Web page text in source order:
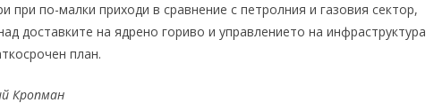
при по-малки приходи в сравнение с петролния и газовия сектор,
доставките на ядрено гориво и управлението на инфраструктура
план.
Кропман